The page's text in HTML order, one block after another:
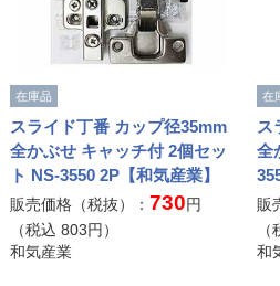
在庫品
スライド丁番 カップ径35mm
全かぶせ キャッチ付 2個セッ
ト NS-3550 2P【和気産業】
販売価格（税抜）： 730円
（税込 803円）
和気産業
在
ス
全
販
和